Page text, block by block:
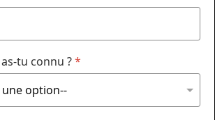
tu connu ?*